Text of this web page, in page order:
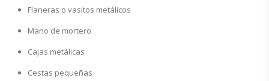
Flaneras o vasitos metálicos
Mano de mortero
Cajas metálicas
Cestas pequeñas